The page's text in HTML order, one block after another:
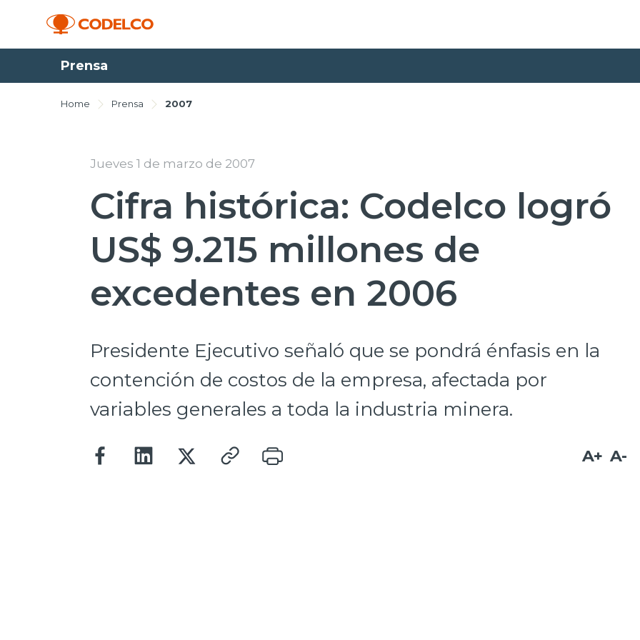
Prensa
Home Prensa 2007
Jueves 1 de marzo de 2007
Cifra histórica: Codelco logró
US$ 9.215 millones de
excedentes en 2006
Presidente Ejecutivo señaló que se pondrá énfasis en la
contención de costos de la empresa, afectada por
variables generales a toda la industria minera.
A+ A-